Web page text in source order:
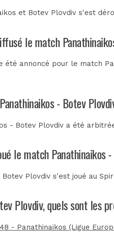
et Botev Plovdiv s'est
le match
été annoncé pour le match
- Botev
- Botev Plovdiv a été
le match Panathinaikos
Plovdiv s'est joué au
Plovdiv, quels sont les
- Panathinaikos (Ligue